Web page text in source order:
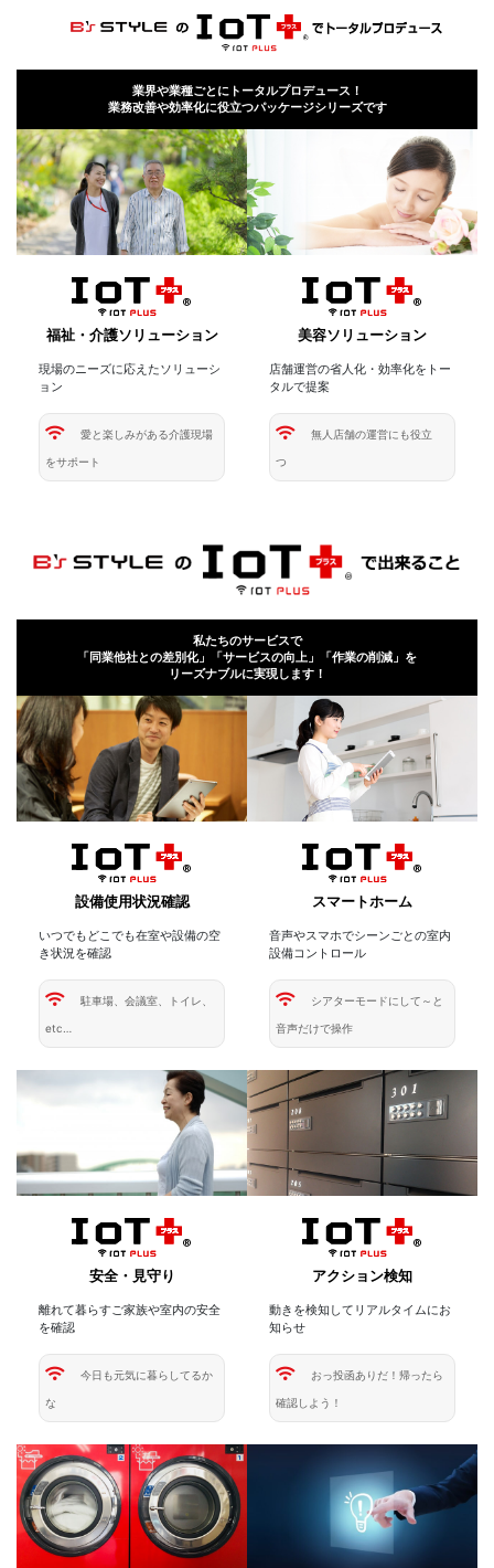
業界や業種ごとにトータルプロデュース！
業務改善や効率化に役立つパッケージシリーズです
福祉・介護ソリューション
現場のニーズに応えたソリューシ
ョン
愛と楽しみがある介護現場
をサポート
美容ソリューション
店舗運営の省人化・効率化をトー
タルで提案
無人店舗の運営にも役立
つ
私たちのサービスで
「同業他社との差別化」「サービスの向上」「作業の削減」を
リーズナブルに実現します！
設備使用状況確認
いつでもどこでも在室や設備の空
き状況を確認
駐車場、会議室、トイレ、
etc…
スマートホーム
音声やスマホでシーンごとの室内
設備コントロール
シアターモードにして～と
音声だけで操作
安全・見守り
離れて暮らすご家族や室内の安全
を確認
今日も元気に暮らしてるか
な
アクション検知
動きを検知してリアルタイムにお
知らせ
おっ投函ありだ！帰ったら
確認しよう！